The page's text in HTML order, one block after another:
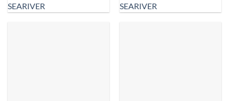
SEARIVER
SEARIVER